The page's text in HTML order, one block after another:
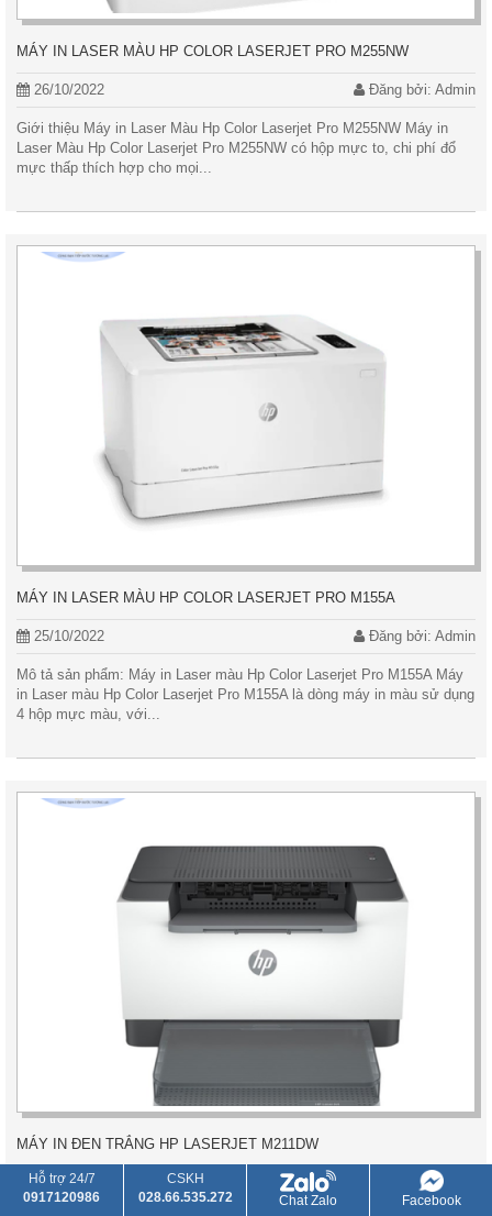
MÁY IN LASER MÀU HP COLOR LASERJET PRO M255NW
26/10/2022 Đăng bởi: Admin
Giới thiệu Máy in Laser Màu Hp Color Laserjet Pro M255NW Máy in
Laser Màu Hp Color Laserjet Pro M255NW có hộp mực to, chi phí đổ
mực thấp thích hợp cho mọi...
MÁY IN LASER MÀU HP COLOR LASERJET PRO M155A
25/10/2022 Đăng bởi: Admin
Mô tả sản phẩm: Máy in Laser màu Hp Color Laserjet Pro M155A Máy
in Laser màu Hp Color Laserjet Pro M155A là dòng máy in màu sử dụng
4 hộp mực màu, với...
MÁY IN ĐEN TRẮNG HP LASERJET M211DW
25/10/2022 Đăng bởi: Admin
Hỗ trợ 24/7
0917120986
CSKH
028.66.535.272
Chat Zalo Facebook